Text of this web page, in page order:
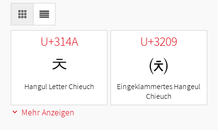
U+314A
ㅊ
Hangul Letter Chieuch
U+3209
㈉
Eingeklammertes Hangeul
Chieuch
Mehr Anzeigen